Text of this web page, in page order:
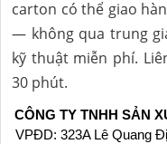
carton có thể giao
— không qua trung
kỹ thuật miễn phí.
30 phút.
CÔNG TY TNHH SẢN
VPĐD: 323A Lê Quang